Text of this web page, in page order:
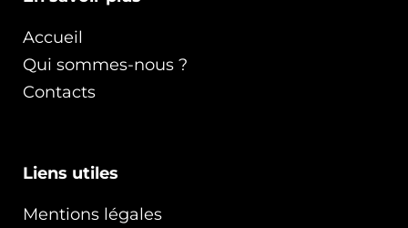
Accueil
Qui sommes-nous ?
Contacts
Liens utiles
Mentions légales